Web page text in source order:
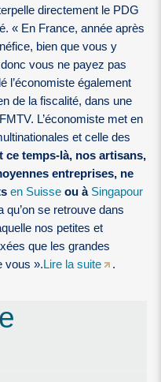
directement le PDG
« En France, année après
bien que vous y
vous ne payez pas
l’économiste également
de la fiscalité, dans une
L’économiste met en
et celle des
ce temps-là, nos artisans,
entreprises, ne
en Suisse ou à Singapour
qu’on se retrouve dans
nos petites et
que les grandes
vous ». Lire la suite .